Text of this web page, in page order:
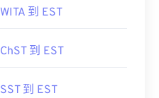
WITA 到 EST
ChST 到 EST
SST 到 EST